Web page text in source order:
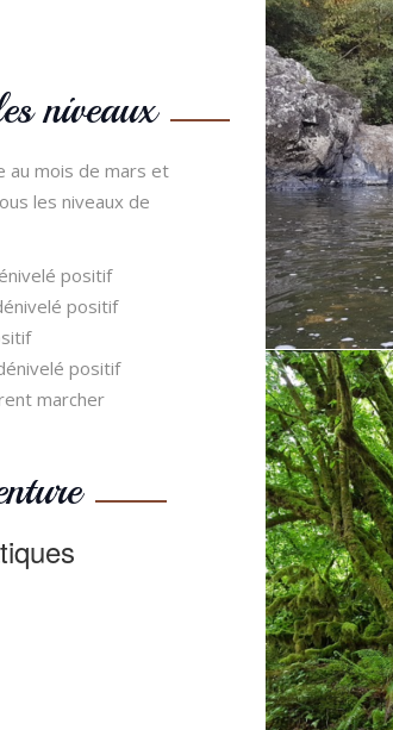
niveaux
au mois de mars et
les niveaux de
positif
positif
positif
marcher